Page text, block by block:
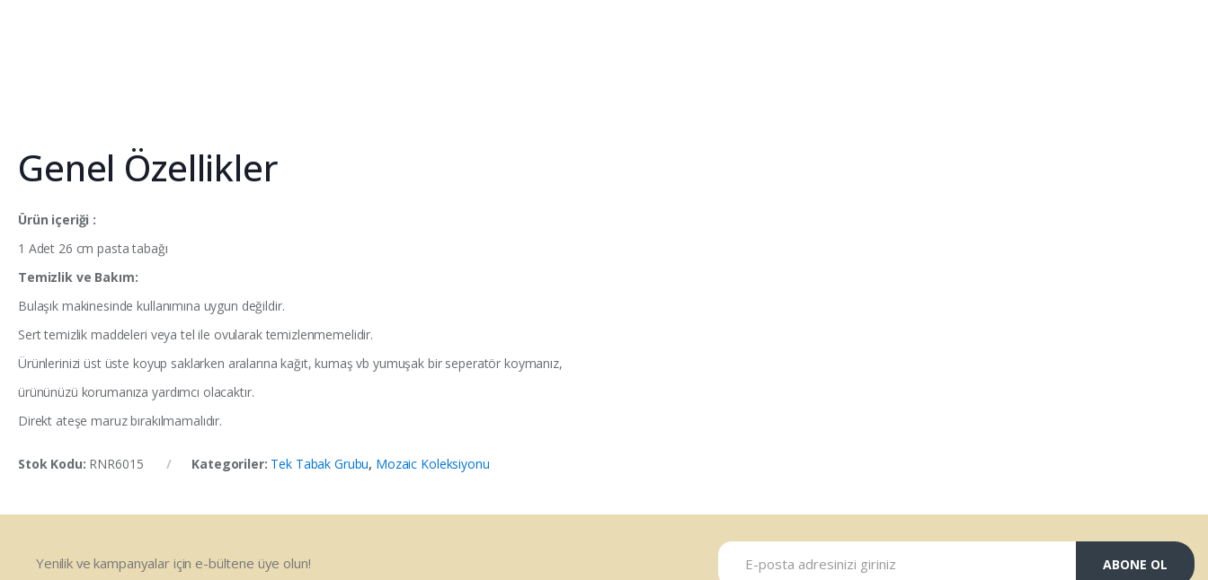
Genel Özellikler
Ürün içeriği :
1 Adet 26 cm pasta tabağı
Temizlik ve Bakım:
Bulaşık makinesinde kullanımına uygun değildir.
Sert temizlik maddeleri veya tel ile ovularak temizlenmemelidir.
Ürünlerinizi üst üste koyup saklarken aralarına kağıt, kumaş vb yumuşak bir seperatör koymanız,
ürününüzü korumanıza yardımcı olacaktır.
Direkt ateşe maruz bırakılmamalıdır.
Stok Kodu: RNR6015 Kategoriler: Tek Tabak Grubu, Mozaic Koleksiyonu
Yenilik ve kampanyalar için e-bültene üye olun! ABONE OL